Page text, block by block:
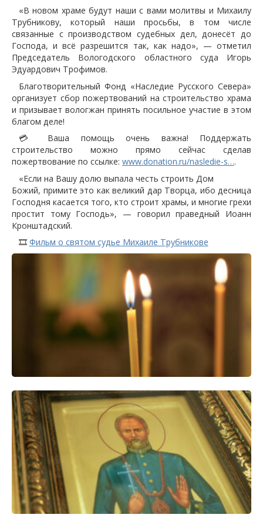
«В новом храме будут наши с вами молитвы и Михаилу
Трубникову, который наши просьбы, в том числе
связанные с производством судебных дел, донесёт до
Господа, и всё разрешится так, как надо», — отметил
Председатель Вологодского областного суда Игорь
Эдуардович Трофимов.
Благотворительный Фонд «Наследие Русского Севера»
организует сбор пожертвований на строительство храма
и призывает вологжан принять посильное участие в этом
благом деле!
💳 Ваша помощь очень важна! Поддержать
строительство можно прямо сейчас сделав
пожертвование по ссылке: www.donation.ru/nasledie-s….
«Если на Вашу долю выпала честь строить Дом
Божий, примите это как великий дар Творца, ибо десница
Господня касается того, кто строит храмы, и многие грехи
простит тому Господь», — говорил праведный Иоанн
Кронштадский.
🎞️Фильм о святом судье Михаиле Трубникове